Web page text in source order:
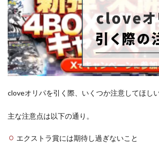
cloveオリパを引く際、いくつか注意してほし
主な注意点は以下の通り。
エクストラ賞には期待し過ぎないこと